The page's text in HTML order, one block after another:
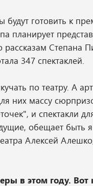
будут готовить к
планирует
Степана
347 спектаклей.
по театру. А
них массу
и спектакли
обещает быть
Алексей
в этом году. Вот